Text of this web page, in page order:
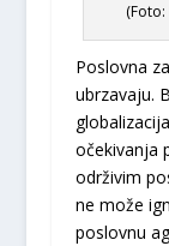
Poslovna
ubrzavaju.
očekivanja
održivim
ne može
poslovnu